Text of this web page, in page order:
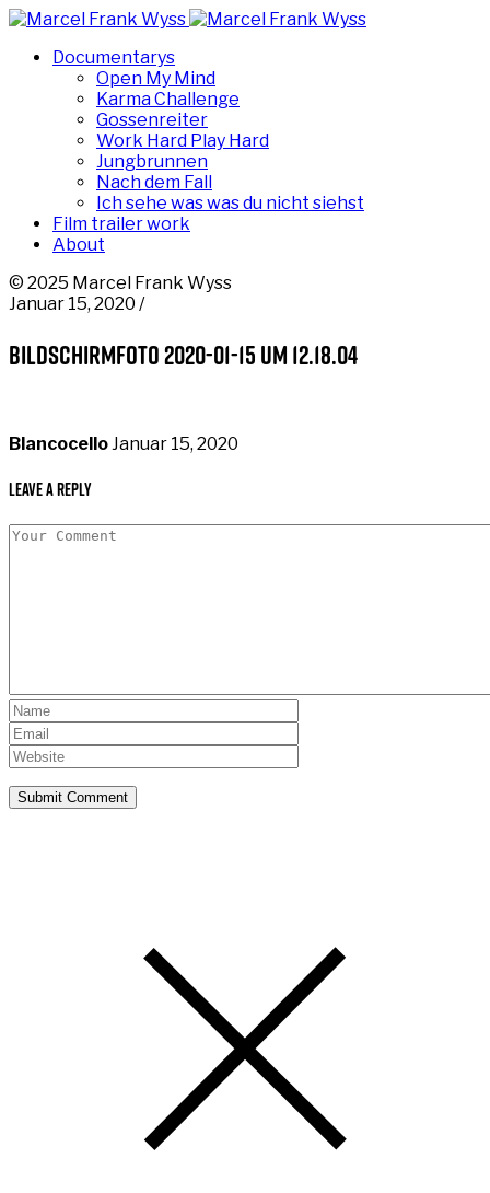
Documentarys
Open My Mind
Karma Challenge
Gossenreiter
Work Hard Play Hard
Jungbrunnen
Nach dem Fall
Ich sehe was was du nicht siehst
Film trailer work
About
© 2025 Marcel Frank Wyss
Januar 15, 2020 /
Bildschirmfoto 2020-01-15 um 12.18.04
BlancocelloJanuar 15, 2020
Leave a Reply